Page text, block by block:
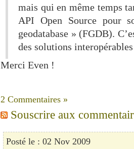
mais qui en même temps
API Open Source pour
geodatabase » (FGDB).
des solutions
Merci Even !
2 Commentaires »
Souscrire aux
Posté le : 02 Nov 2009